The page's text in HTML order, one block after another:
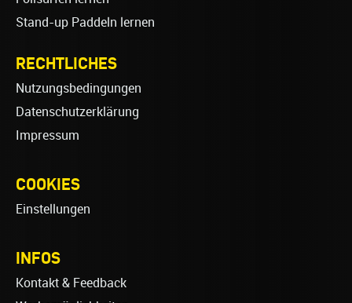
Stand-up Paddeln lernen
RECHTLICHES
Nutzungsbedingungen
Datenschutzerklärung
Impressum
COOKIES
Einstellungen
INFOS
Kontakt & Feedback